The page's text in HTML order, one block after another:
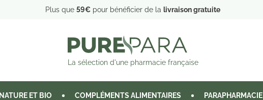
Plus que 59€ pour bénéficier de la livraison gratuite
La sélection d'une pharmacie française
NATURE ET BIO COMPLÉMENTS ALIMENTAIRES PARAPHARMACIE